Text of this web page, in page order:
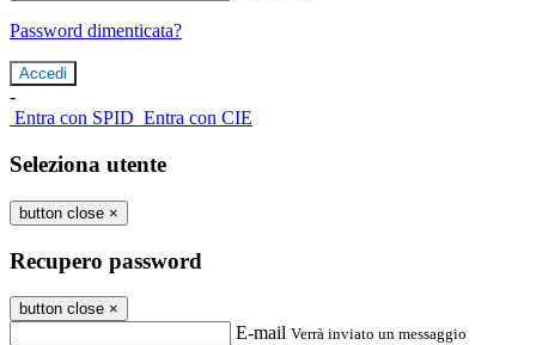
Password dimenticata?
-
Entra con SPID Entra con CIE
Seleziona utente
button close ×
Recupero password
button close ×
E-mail Verrà inviato un messaggio